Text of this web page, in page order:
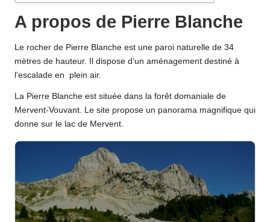
A propos de Pierre Blanche
Le rocher de Pierre Blanche est une paroi naturelle de 34
mètres de hauteur. Il dispose d’un aménagement destiné à
l’escalade en plein air.
La Pierre Blanche est située dans la forêt domaniale de
Mervent-Vouvant. Le site propose un panorama magnifique qui
donne sur le lac de Mervent.